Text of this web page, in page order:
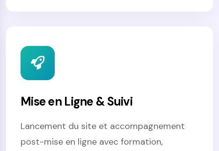
Mise en Ligne & Suivi
Lancement du site et accompagnement
post-mise en ligne avec formation,